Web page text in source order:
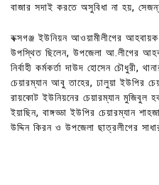
বাজার সদাই করতে অসুবিধা না হয়,
বক্সগঞ্জ ইউনিয়ন আওয়ামীলীগের
উপস্থিত ছিলেন, উপজেলা আ.লীগের
নির্বাহী কর্মকর্তা দাউদ হোসেন চৌধুরী,
চেয়ারম্যান আবু তাহের, ঢালুয়া ইউপির
রায়কোট ইউনিয়নের চেয়ারম্যান মুজিবুল
ইয়াছিন, বাঙ্গড্ডা ইউপির চেয়ারম্যান
উদ্দিন কিরন ও উপজেলা ছাত্রলীগের